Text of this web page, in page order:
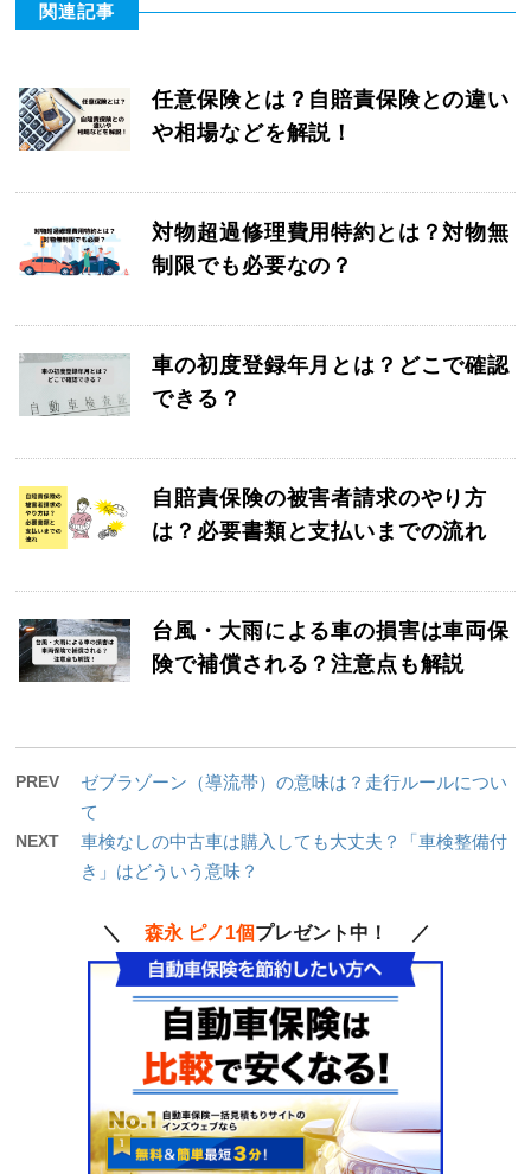
関連記事
任意保険とは？自賠責保険との違い
や相場などを解説！
対物超過修理費用特約とは？対物無
制限でも必要なの？
車の初度登録年月とは？どこで確認
できる？
自賠責保険の被害者請求のやり方
は？必要書類と支払いまでの流れ
台風・大雨による車の損害は車両保
険で補償される？注意点も解説
PREV
ゼブラゾーン（導流帯）の意味は？走行ルールについ
て
NEXT
車検なしの中古車は購入しても大丈夫？「車検整備付
き」はどういう意味？
＼ 森永 ピノ1個プレゼント中！ ／